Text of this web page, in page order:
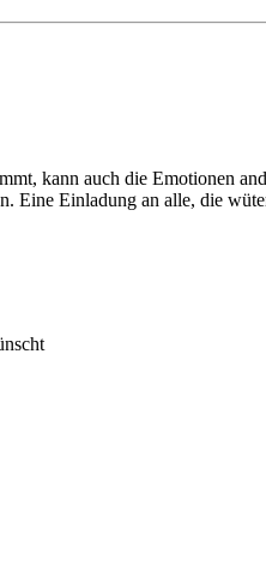
kann auch die Emotionen
Eine Einladung an alle, die